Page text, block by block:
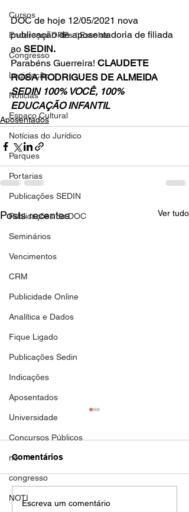
Cursos
Endereços DREs / Escolas
Congresso
Legislação
Notícias
Espaço Cultural
Notícias do Jurídico
Parques
Portarias
Publicações SEDIN
Publicações do DOC
Seminários
Vencimentos
CRM
Publicidade Online
Analítica e Dados
Fique Ligado
Publicações Sedin
Indicações
Aposentados
Universidade
Concursos Públicos
no
congresso
NOTI
DOC de hoje 12/05/2021 nova
publicação de aposentadoria de filiada
ao SEDIN.
Parabéns Guerreira! CLAUDETE
ROSA RODRIGUES DE ALMEIDA
SEDIN 100% VOCÊ, 100%
EDUCAÇÃO INFANTIL
Aposentados
Posts recentes Ver tudo
Aposentadoria
DOC de hoje 01/11/2023
nova publicação de
SEDIN. Parabéns Guerreira!
Comentários
Escreva um comentário